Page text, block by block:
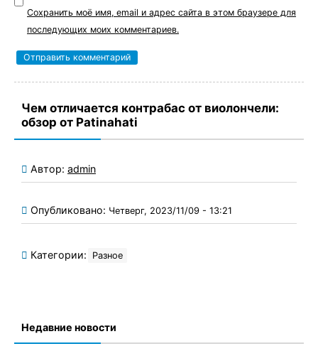
Сохранить моё имя, email и адрес сайта в этом браузере для
последующих моих комментариев.
Чем отличается контрабас от виолончели:
обзор от Patinahati
Автор: admin
Опубликовано: Четверг, 2023/11/09 - 13:21
Категории: Разное
Недавние новости